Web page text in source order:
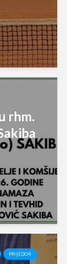
rhm.
PRIJEDOR